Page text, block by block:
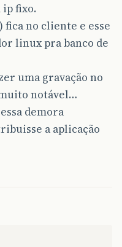
fixo.
fica no cliente e esse
linux pra banco de
uma gravação no
notável…
demora
a aplicação